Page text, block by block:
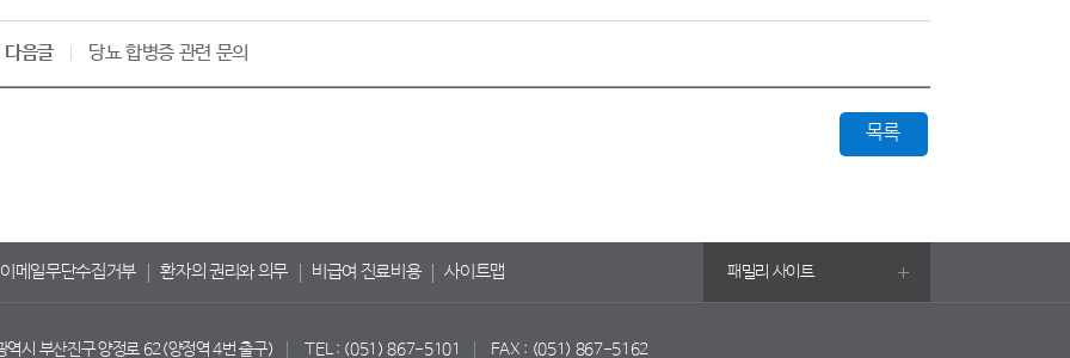
다음글 당뇨 합병증 관련 문의
목록
이메일무단수집거부 환자의 권리와 의무 비급여 진료비용 사이트맵 패밀리 사이트
시 부산진구 양정로 62(양정역 4번 출구) TEL : (051) 867-5101 FAX : (051) 867-5162